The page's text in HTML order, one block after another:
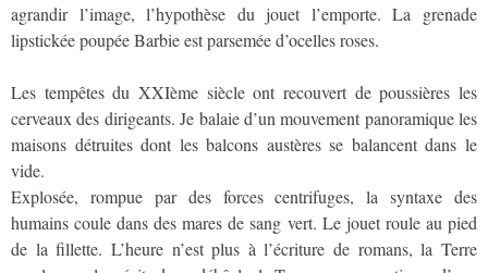
agrandir l’image, l’hypothèse du jouet l’emporte. La grenade
lipstickée poupée Barbie est parsemée d’ocelles roses.
Les tempêtes du XXIème siècle ont recouvert de poussières les
cerveaux des dirigeants. Je balaie d’un mouvement panoramique les
maisons détruites dont les balcons austères se balancent dans le
vide.
Explosée, rompue par des forces centrifuges, la syntaxe des
humains coule dans des mares de sang vert. Le jouet roule au pied
de la fillette. L’heure n’est plus à l’écriture de romans, la Terre